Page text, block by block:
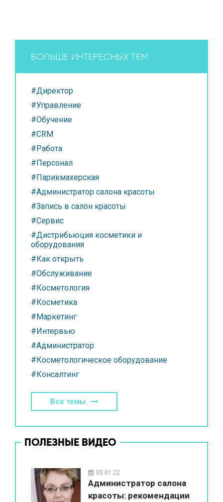
БОЛЬШЕ ИНТЕРЕСНЫХ ТЕМ
#Директор
#Управление
#Обучение
#CRM
#Работа
#Персонал
#Парикмахерская
#Администратор салона красоты
#Запись в салон красоты
#Сервис
#Дистрибьюция косметики и
оборудования
#Как открыть
#Обслуживание
#Косметология
#Косметика
#Маркетинг
#Интервью
#Администратор
#Косметологическое оборудование
#Консалтинг
Все темы
ПОЛЕЗНЫЕ ВИДЕО
05.01.22
Администратор салона
красоты: рекомендации